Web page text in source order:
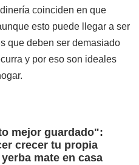
coinciden en que
esto puede llegar a ser
que deben ser demasiado
y por eso son ideales
mejor guardado":
crecer tu propia
mate en casa